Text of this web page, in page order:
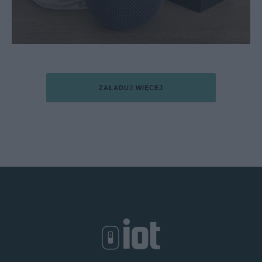
ZAŁADUJ WIĘCEJ